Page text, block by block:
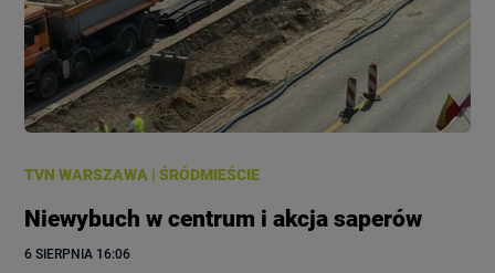
TVN WARSZAWA |ŚRÓDMIEŚCIE
Niewybuch w centrum i akcja saperów
6 SIERPNIA 16:06